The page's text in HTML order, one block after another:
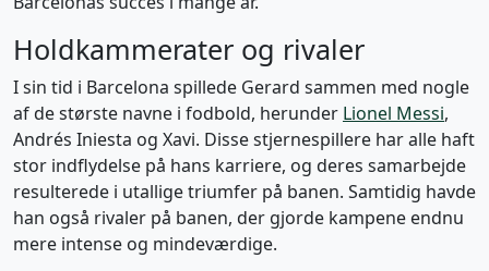
Holdkammerater og rivaler
I sin tid i Barcelona spillede Gerard sammen med nogle
af de største navne i fodbold, herunder Lionel Messi,
Andrés Iniesta og Xavi. Disse stjernespillere har alle haft
stor indflydelse på hans karriere, og deres samarbejde
resulterede i utallige triumfer på banen. Samtidig havde
han også rivaler på banen, der gjorde kampene endnu
mere intense og mindeværdige.